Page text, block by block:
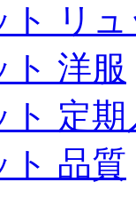
ト リ
ト 洋服
ト 定
ト 品質